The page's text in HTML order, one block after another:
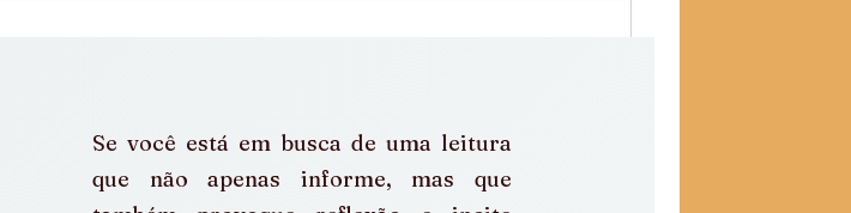
Se você está em busca de uma leitura
que não apenas informe, mas que